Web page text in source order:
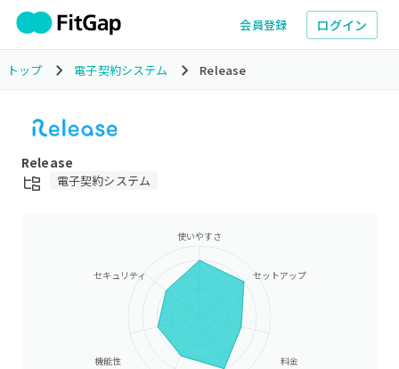
会員登録 ログイン
トップ 電子契約システム Release
Release
電子契約システム
使いやすさ
セットアップ
料金
機能性
セキュリティ